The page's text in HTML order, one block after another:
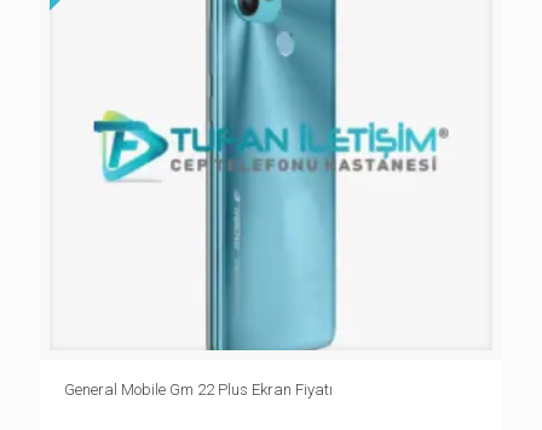
General Mobile Gm 22 Plus Ekran Fiyatı